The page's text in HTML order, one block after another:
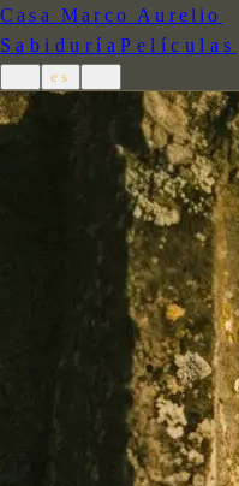
Casa Marco Aurelio
SabiduríaPelículas
es